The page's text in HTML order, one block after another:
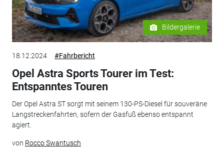
Bildergalerie
18.12.2024 #Fahrbericht
Opel Astra Sports Tourer im Test:
Entspanntes Touren
Der Opel Astra ST sorgt mit seinem 130-PS-Diesel für souveräne
Langstreckenfahrten, sofern der Gasfuß ebenso entspannt
agiert.
von Rocco Swantusch